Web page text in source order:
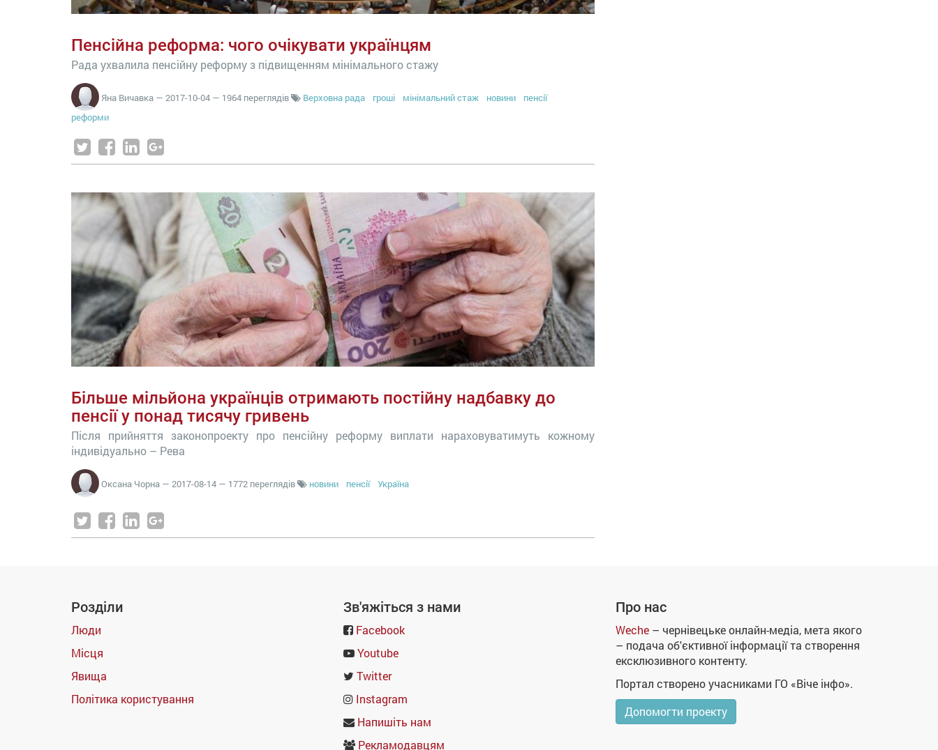
Пенсійна реформа: чого очікувати українцям
Рада ухвалила пенсійну реформу з підвищенням мінімального стажу
Яна Вичавка — 2017-10-04 — 1964 переглядів Верховна рада гроші мінімальний стаж новини
пенсії
реформи
Більше мільйона українців отримають постійну надбавку до
пенсії у понад тисячу гривень
Після прийняття законопроекту про пенсійну реформу виплати нараховуватимуть кожному
індивідуально – Рева
Оксана Чорна — 2017-08-14 — 1772 переглядів новини пенсії Україна
Розділи
Люди
Місця
Явища
Політика користування
Зв'яжіться з нами
Facebook
Youtube
Twitter
Instagram
Напишіть нам
Рекламодавцям
Про нас
Weche – чернівецьке онлайн-медіа, мета якого
– подача об'єктивної інформації та створення
ексклюзивного контенту.
Портал створено учасниками ГО «Віче інфо».
Допомогти проекту